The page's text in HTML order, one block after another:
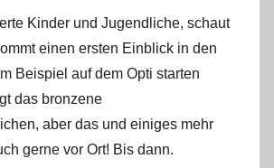
Kinder und Jugendliche, schaut
einen ersten Einblick in den
Beispiel auf dem Opti starten
das bronzene
aber das und einiges mehr
gerne vor Ort! Bis dann.